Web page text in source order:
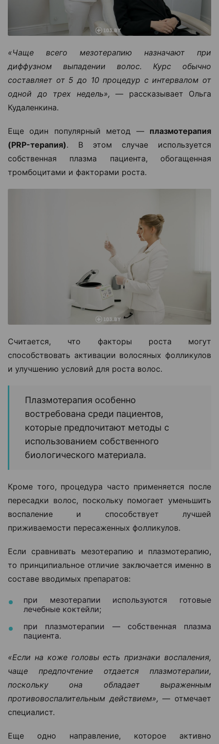
«Чаще всего мезотерапию назначают при
диффузном выпадении волос. Курс обычно
составляет от 5 до 10 процедур с интервалом от
одной до трех недель», — рассказывает Ольга
Кудаленкина.
Еще один популярный метод — плазмотерапия
(PRP-терапия). В этом случае используется
собственная плазма пациента, обогащенная
тромбоцитами и факторами роста.
Считается, что факторы роста могут
способствовать активации волосяных фолликулов
и улучшению условий для роста волос.
Плазмотерапия особенно
востребована среди пациентов,
которые предпочитают методы с
использованием собственного
биологического материала.
Кроме того, процедура часто применяется после
пересадки волос, поскольку помогает уменьшить
воспаление и способствует лучшей
приживаемости пересаженных фолликулов.
Если сравнивать мезотерапию и плазмотерапию,
то принципиальное отличие заключается именно в
составе вводимых препаратов:
при мезотерапии используются готовые
лечебные коктейли;
при плазмотерапии — собственная плазма
пациента.
«Если на коже головы есть признаки воспаления,
чаще предпочтение отдается плазмотерапии,
поскольку она обладает выраженным
противовоспалительным действием», — отмечает
специалист.
Еще одно направление, которое активно